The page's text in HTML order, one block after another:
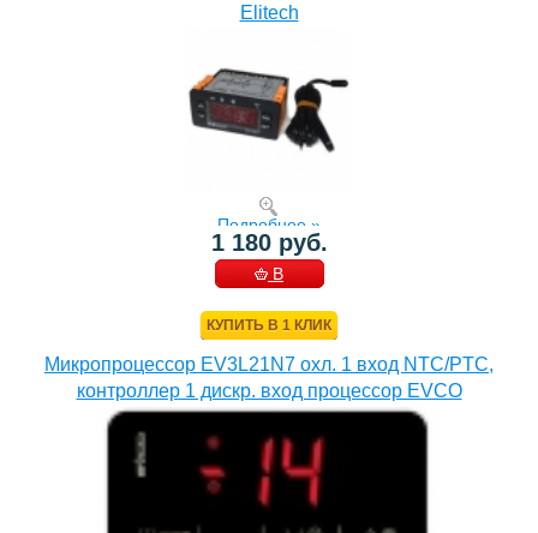
Elitech
Подробнее »
1 180 руб.
В
КУПИТЬ В 1 КЛИК
Микропроцессор EV3L21N7 охл. 1 вход NTC/PTC,
контроллер 1 дискр. вход процессор EVCO